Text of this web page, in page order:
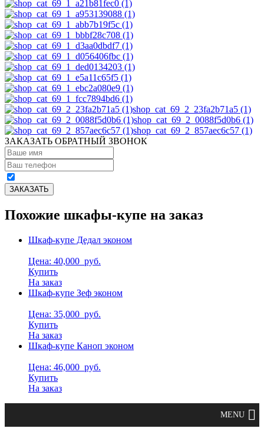
shop_cat_69_2_23fa2b71a5 (1)
shop_cat_69_2_0088f5d0b6 (1)
shop_cat_69_2_857aec6c57 (1)
ЗАКАЗАТЬ ОБРАТНЫЙ ЗВОНОК
Похожие шкафы-купе на заказ
Шкаф-купе Дедал эконом
Цена: 40,000 руб.
Купить
На заказ
Шкаф-купе Зеф эконом
Цена: 35,000 руб.
Купить
На заказ
Шкаф-купе Каноп эконом
Цена: 46,000 руб.
Купить
На заказ